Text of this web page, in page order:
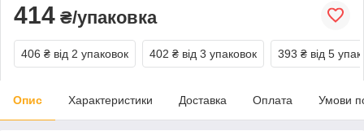
414 ₴/упаковка
406 ₴ від 2 упаковок 402 ₴ від 3 упаковок 393 ₴ від 5
Опис Характеристики Доставка Оплата Умови